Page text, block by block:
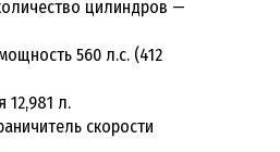
цилиндров —
560 л.с. (412
12,981 л.
скорости